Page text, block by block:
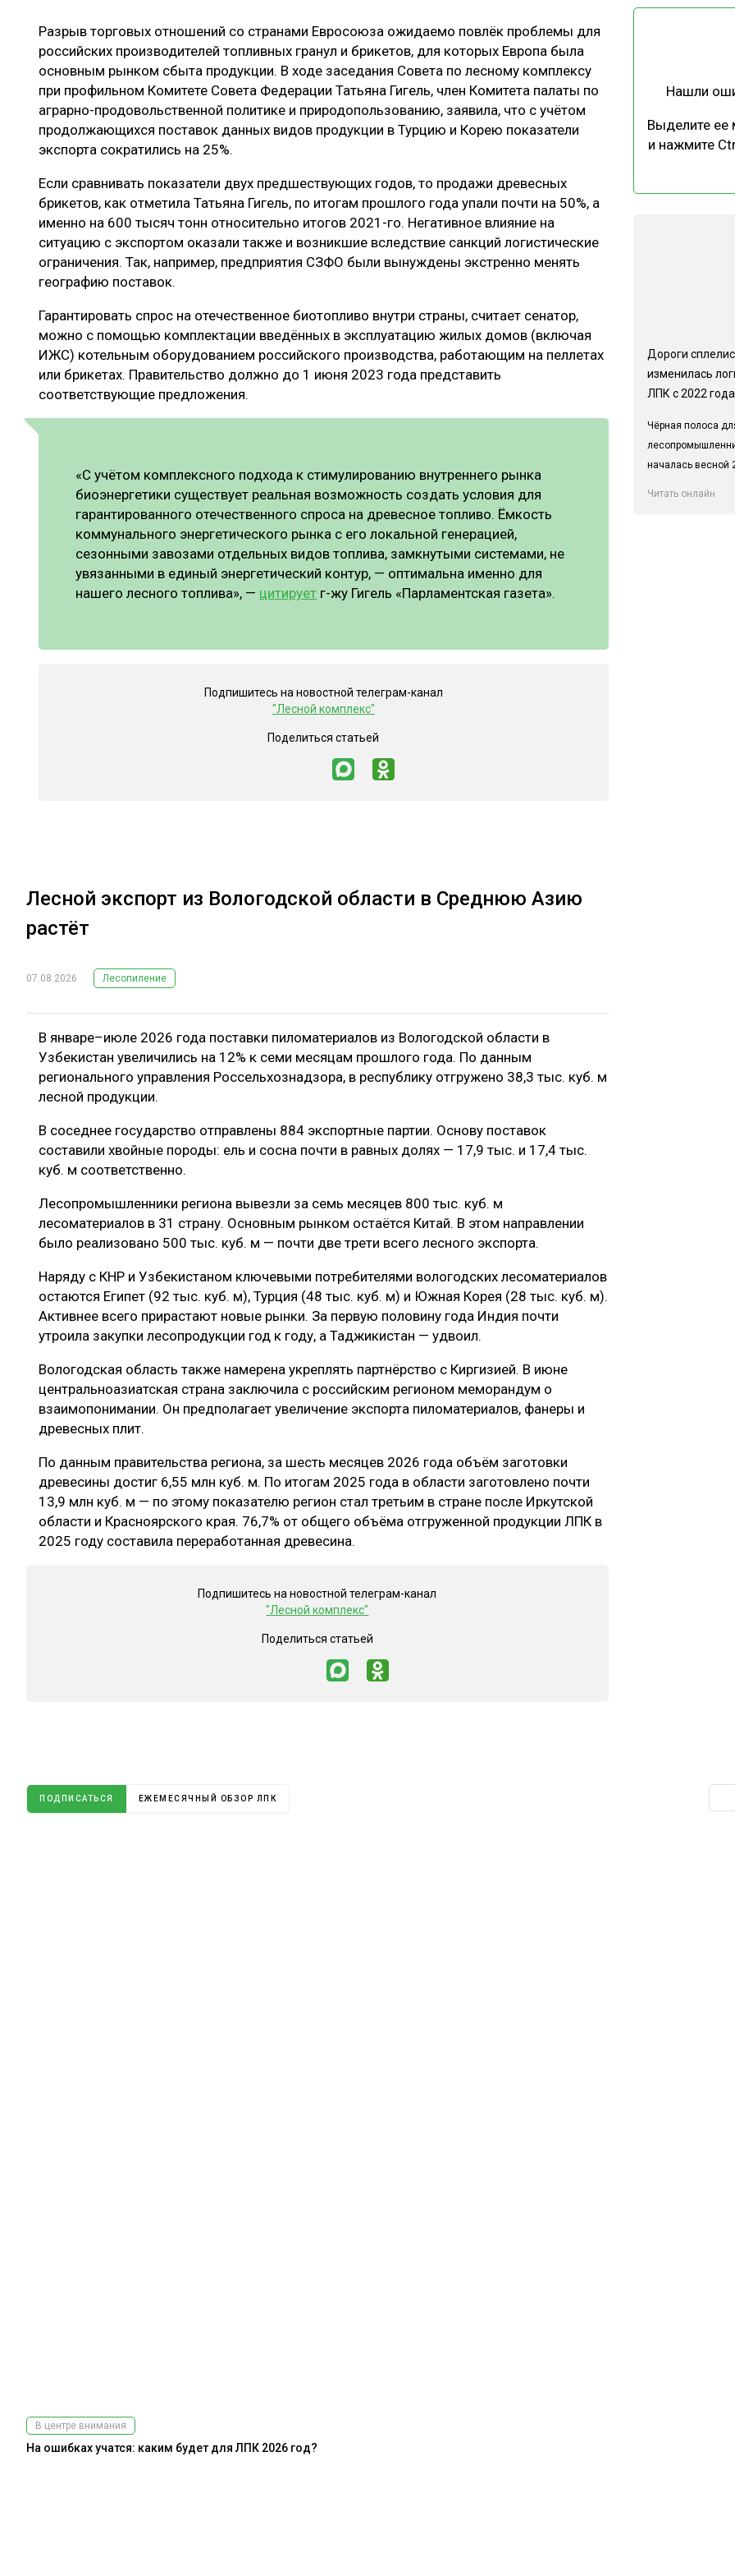
ЛОГИСТИКА
ПРОИЗВОДСТВО ДРЕВЕСНЫХ ПЛИТ
ЦБП
МЕБЕЛЬНОЕ ПРОИЗВОДСТВО ТЕХНОЛОГИИ
ОТРАСЛЕВАЯ ДИСКУССИЯ
КАЛЕНДАРЬ ВЫСТАВОК
Разрыв торговых отношений со странами Евросоюза ожидаемо повлёк проблемы для
российских производителей топливных гранул и брикетов, для которых Европа была
основным рынком сбыта продукции. В ходе заседания Совета по лесному комплексу
при профильном Комитете Совета Федерации Татьяна Гигель, член Комитета палаты по
аграрно-продовольственной политике и природопользованию, заявила, что с учётом
продолжающихся поставок данных видов продукции в Турцию и Корею показатели
экспорта сократились на 25%.
Если сравнивать показатели двух предшествующих годов, то продажи древесных
брикетов, как отметила Татьяна Гигель, по итогам прошлого года упали почти на 50%, а
именно на 600 тысяч тонн относительно итогов 2021-го. Негативное влияние на
ситуацию с экспортом оказали также и возникшие вследствие санкций логистические
ограничения. Так, например, предприятия СЗФО были вынуждены экстренно менять
географию поставок.
Гарантировать спрос на отечественное биотопливо внутри страны, считает сенатор,
можно с помощью комплектации введённых в эксплуатацию жилых домов (включая
ИЖС) котельным оборудованием российского производства, работающим на пеллетах
или брикетах. Правительство должно до 1 июня 2023 года представить
соответствующие предложения.
«С учётом комплексного подхода к стимулированию внутреннего рынка
биоэнергетики существует реальная возможность создать условия для
гарантированного отечественного спроса на древесное топливо. Ёмкость
коммунального энергетического рынка с его локальной генерацией,
сезонными завозами отдельных видов топлива, замкнутыми системами, не
увязанными в единый энергетический контур, — оптимальна именно для
нашего лесного топлива», — цитирует г-жу Гигель «Парламентская газета».
Подпишитесь на новостной телеграм-канал
"Лесной комплекс"
Поделиться статьей
Лесной экспорт из Вологодской области в Среднюю Азию
растёт
07.08.2026 Лесопиление
В январе–июле 2026 года поставки пиломатериалов из Вологодской области в
Узбекистан увеличились на 12% к семи месяцам прошлого года. По данным
регионального управления Россельхознадзора, в республику отгружено 38,3 тыс. куб. м
лесной продукции.
В соседнее государство отправлены 884 экспортные партии. Основу поставок
составили хвойные породы: ель и сосна почти в равных долях — 17,9 тыс. и 17,4 тыс.
куб. м соответственно.
Лесопромышленники региона вывезли за семь месяцев 800 тыс. куб. м
лесоматериалов в 31 страну. Основным рынком остаётся Китай. В этом направлении
было реализовано 500 тыс. куб. м — почти две трети всего лесного экспорта.
Наряду с КНР и Узбекистаном ключевыми потребителями вологодских лесоматериалов
остаются Египет (92 тыс. куб. м), Турция (48 тыс. куб. м) и Южная Корея (28 тыс. куб. м).
Активнее всего прирастают новые рынки. За первую половину года Индия почти
утроила закупки лесопродукции год к году, а Таджикистан — удвоил.
Вологодская область также намерена укреплять партнёрство с Киргизией. В июне
центральноазиатская страна заключила с российским регионом меморандум о
взаимопонимании. Он предполагает увеличение экспорта пиломатериалов, фанеры и
древесных плит.
По данным правительства региона, за шесть месяцев 2026 года объём заготовки
древесины достиг 6,55 млн куб. м. По итогам 2025 года в области заготовлено почти
13,9 млн куб. м — по этому показателю регион стал третьим в стране после Иркутской
области и Красноярского края. 76,7% от общего объёма отгруженной продукции ЛПК в
2025 году составила переработанная древесина.
Подпишитесь на новостной телеграм-канал
"Лесной комплекс"
Поделиться статьей
Нашли
Выделите
и нажмите
Дороги
изменилась
ЛПК с 2022 года
Чёрная полоса
началась весной
Читать онлайн
ПОДПИСАТЬСЯ ЕЖЕМЕСЯЧНЫЙ ОБЗОР ЛПК
В центре внимания
На ошибках учатся: каким будет для ЛПК 2026 год?